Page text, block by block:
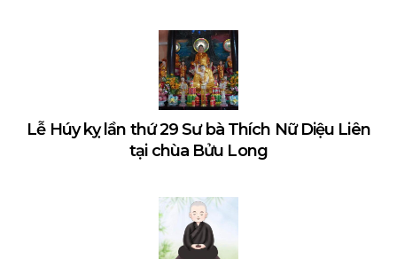
Lễ Húy kỵ lần thứ 29 Sư bà Thích Nữ Diệu Liên
tại chùa Bửu Long